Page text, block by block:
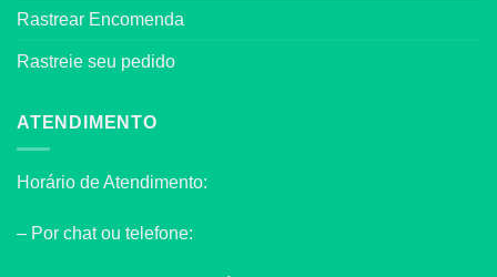
Rastrear Encomenda
Rastreie seu pedido
ATENDIMENTO
Horário de Atendimento:
– Por chat ou telefone: